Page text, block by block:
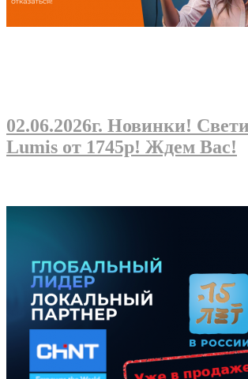
02.06.2026г. Новинки!
Lumis от 1745р! Ждем Вас!